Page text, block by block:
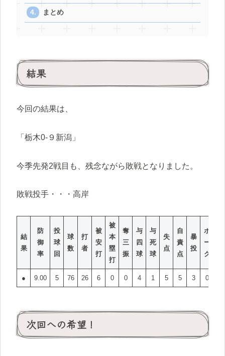
まとめ
結果
今回の結果は、
「栃木0‐９新潟」
今季先発2戦目も、残念ながら敗戦となりました。
敗戦投手・・・高岸
結
果
防
御
率
投
球
回
球
数
打
者
被
安
打
被
本
塁
打
奪
三
振
与
四
球
与
死
球
失
点
自
責
点
暴
投
ボ
ー
ク
● 9.00 5 76 26 6 0 0 4 1 5 5 3 0
次回への希望！